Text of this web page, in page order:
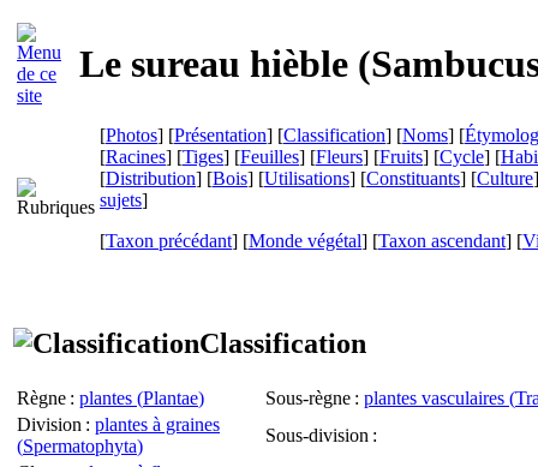
Le sureau hièble (
[Photos] [Présentation] [Classification] [Noms] [
[Racines] [Tiges] [Feuilles] [Fleurs] [Fruits] [Cycle] [
[Distribution] [Bois] [Utilisations] [Constituants] [Culture
sujets]
[Taxon précédant] [Monde végétal] [Taxon ascendant] [
Classification
Règne : plantes (Plantae) Sous-règne : plantes vasculaires (
Division : plantes à graines
(Spermatophyta)
Sous-division :